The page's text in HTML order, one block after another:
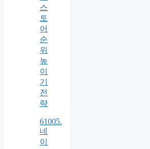
스
토
어
순
위
높
이
기
전
략
61005.
네
이